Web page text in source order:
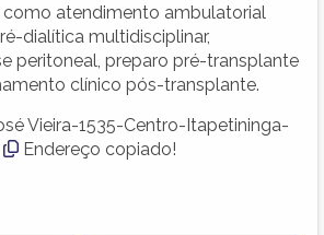
atendimento ambulatorial
dialítica multidisciplinar,
peritoneal, preparo pré-transplante
clínico pós-transplante.
Vieira-1535-Centro-Itapetininga-
Endereço copiado!